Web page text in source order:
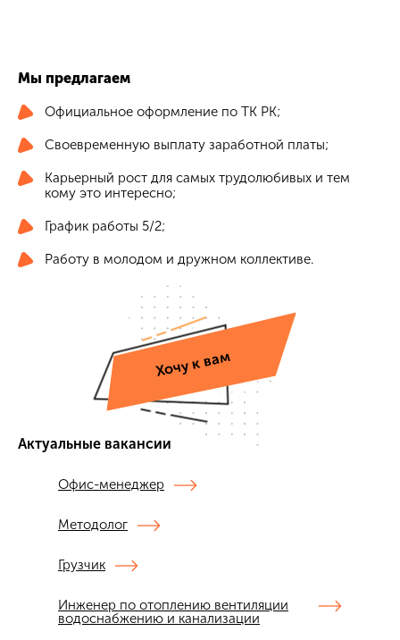
Мы предлагаем
Официальное оформление по ТК РК;
Своевременную выплату заработной платы;
Карьерный рост для самых трудолюбивых и тем
кому это интересно;
График работы 5/2;
Работу в молодом и дружном коллективе.
Хочу к вам
Актуальные вакансии
Офис-менеджер
Методолог
Грузчик
Инженер по отоплению вентиляции
водоснабжению и канализации